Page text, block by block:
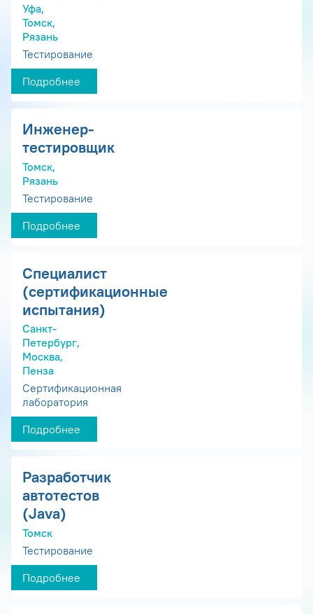
Уфа,
Томск,
Рязань
Тестирование
Подробнее
Инженер-
тестировщик
Томск,
Рязань
Тестирование
Подробнее
Специалист
(сертификационные
испытания)
Санкт-
Петербург,
Москва,
Пенза
Сертификационная
лаборатория
Подробнее
Разработчик
автотестов
(Java)
Томск
Тестирование
Подробнее